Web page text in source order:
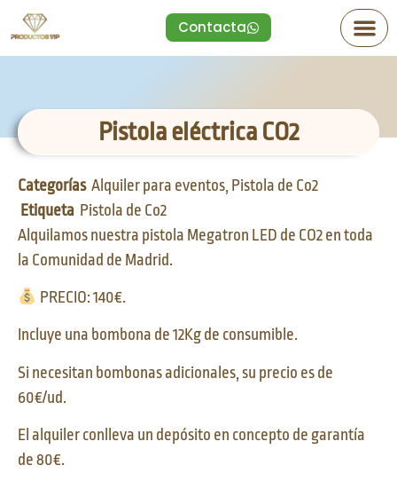
Contacta
Pistola eléctrica CO2
Categorías Alquiler para eventos Pistola de Co2
Etiqueta Pistola de Co2
Alquilamos nuestra pistola Megatron LED de CO2 en toda
la Comunidad de Madrid.
PRECIO: 140€.
Incluye una bombona de 12Kg de consumible.
Si necesitan bombonas adicionales, su precio es de
60€/ud.
El alquiler conlleva un depósito en concepto de garantía
de 80€.